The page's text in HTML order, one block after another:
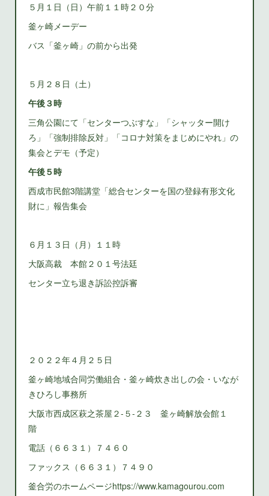
５月１日（日）午前１１時２０分
釜ヶ崎メーデー
バス「釜ヶ崎」の前から出発
５月２８日（土）
午後３時
三角公園にて「センターつぶすな」「シャッター開け
ろ」「強制排除反対」「コロナ対策をまじめにやれ」の
集会とデモ（予定）
午後５時
西成市民館3階講堂「総合センターを国の登録有形文化
財に」報告集会
６月１３日（月）１１時
大阪高裁 本館２０１号法廷
センター立ち退き訴訟控訴審
２０２２年４月２５日
釜ヶ崎地域合同労働組合・釜ヶ崎炊き出しの会・いなが
きひろし事務所
大阪市西成区萩之茶屋２‐５‐２３ 釜ヶ崎解放会館１
階
電話（６６３１）７４６０
ファックス（６６３１）７４９０
釜合労のホームページhttps://www.kamagourou.com